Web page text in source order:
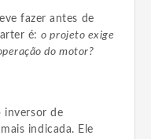
fazer antes de
é:o projeto exige
do motor?
inversor de
indicada. Ele